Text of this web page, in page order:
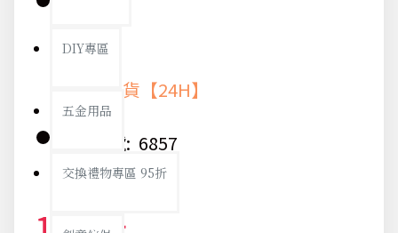
DIY專區
五金用品
交換禮物專區 95折
庫存:
快速出貨【24H】
貨號: 6857